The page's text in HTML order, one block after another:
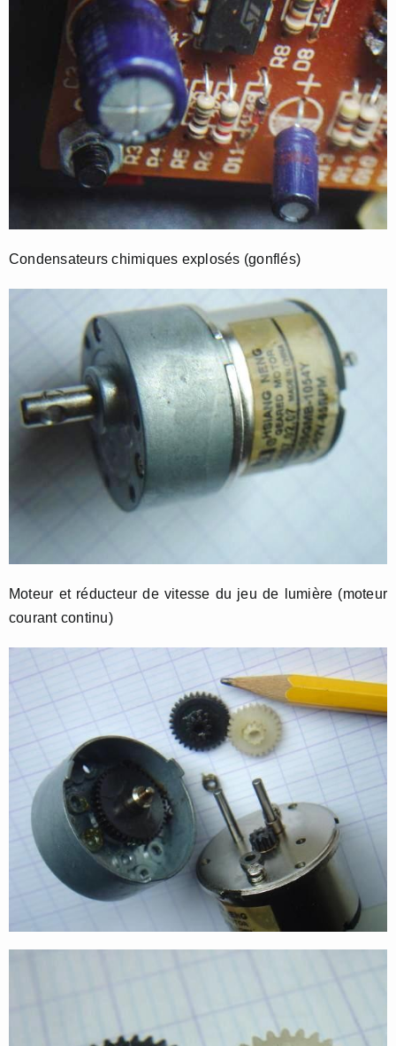
Condensateurs chimiques explosés (gonflés)
Moteur et réducteur de vitesse du jeu de lumière (moteur
courant continu)